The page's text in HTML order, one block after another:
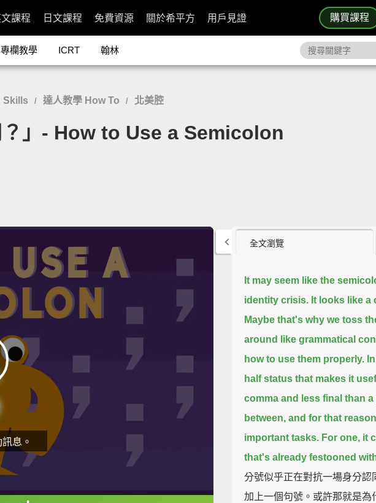
購買課程
課程 日文課程 免費資源 關於希平方 用戶見證
專欄教學 ICRT 翰林
Skills / 達人教學 How To / 北美腔
」- How to Use a Semicolon
息。
全文瀏覽
It may seem like the
identity crisis. It looks like a
Maybe that's why we toss
around like grammatical
how to use them properly.
half status that makes it
comma and less final than a
between, and for that
important tasks. For one, it
that's already festooned
分號似乎正在對抗一場身分
加上一個句號。或許那就是